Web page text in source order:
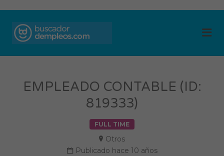
EMPLEADO CONTABLE (ID:
819333)
FULL TIME
Otros
Publicado hace 10 años